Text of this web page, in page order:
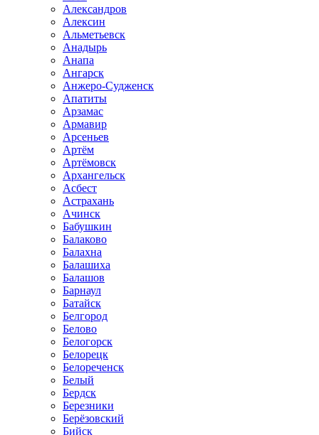
Александров
Алексин
Альметьевск
Анадырь
Анапа
Ангарск
Анжеро-Судженск
Апатиты
Арзамас
Армавир
Арсеньев
Артём
Артёмовск
Архангельск
Асбест
Астрахань
Ачинск
Бабушкин
Балаково
Балахна
Балашиха
Балашов
Барнаул
Батайск
Белгород
Белово
Белогорск
Белорецк
Белореченск
Белый
Бердск
Березники
Берёзовский
Бийск